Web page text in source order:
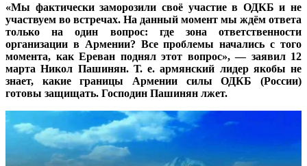
«Мы фактически заморозили своё участие в ОДКБ и не
участвуем во встречах. На данный момент мы ждём ответа
только на один вопрос: где зона ответственности
организации в Армении? Все проблемы начались с того
момента, как Ереван поднял этот вопрос», — заявил 12
марта Никол Пашинян. Т. е. армянский лидер якобы не
знает, какие границы Армении силы ОДКБ (России)
готовы защищать. Господин Пашинян лжет.